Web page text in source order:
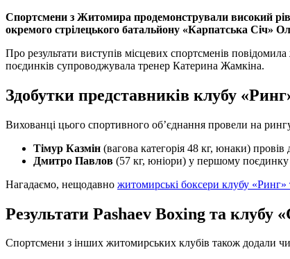
Спортсмени з Житомира продемонстрували високий
окремого стрілецького батальйону «Карпатська Січ»
Про результати виступів місцевих спортсменів
поєдинків супроводжувала тренер Катерина Жамкіна.
Здобутки представників клубу
Вихованці цього спортивного об’єднання провели на
Тімур Казмін (вагова категорія 48 кг, юнаки)
Дмитро Павлов (57 кг, юніори) у першому
Нагадаємо, нещодавно житомирські боксери клубу
Результати Pashaev Boxing та клубу
Спортсмени з інших житомирських клубів також додали